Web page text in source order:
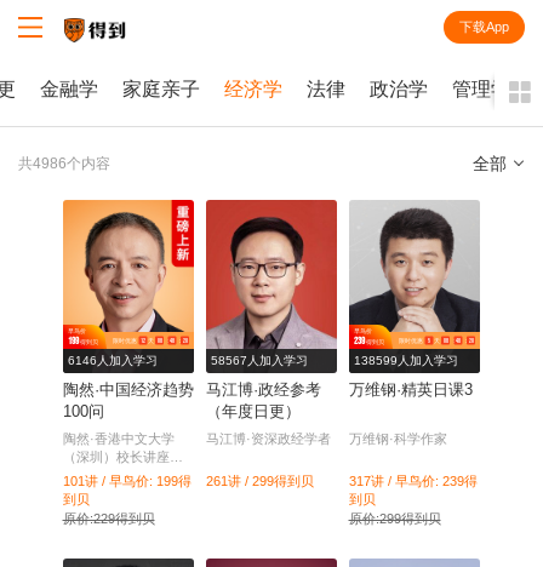
下载App
金融学 家庭亲子 经济学 法律 政治学 管理学
共4986个内容 全部
全部
课程
每天听本书
电子书
限时优惠 12 天 08：48 ： 20
早鸟价
199 得到贝
6146人加入学习
陶然·中国经济趋势
100问
陶然·香港中文大学
（深圳）校长讲座教
授
101讲 / 早鸟价: 199得
到贝
原价:229得到贝
58567人加入学习
马江博·政经参考
（年度日更）
马江博·资深政经学者
261讲 / 299得到贝
限时优惠 5 天 08：48 ： 20
早鸟价
239 得到贝
138599人加入学习
万维钢·精英日课3
万维钢·科学作家
317讲 / 早鸟价: 239得
到贝
原价:299得到贝